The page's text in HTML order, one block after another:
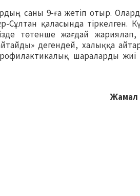
саны 9-ға жетіп отыр.
қаласында тіркелген.
төтенше жағдай жариялап,
дегендей, халыққа
шараларды жиі
Жамал